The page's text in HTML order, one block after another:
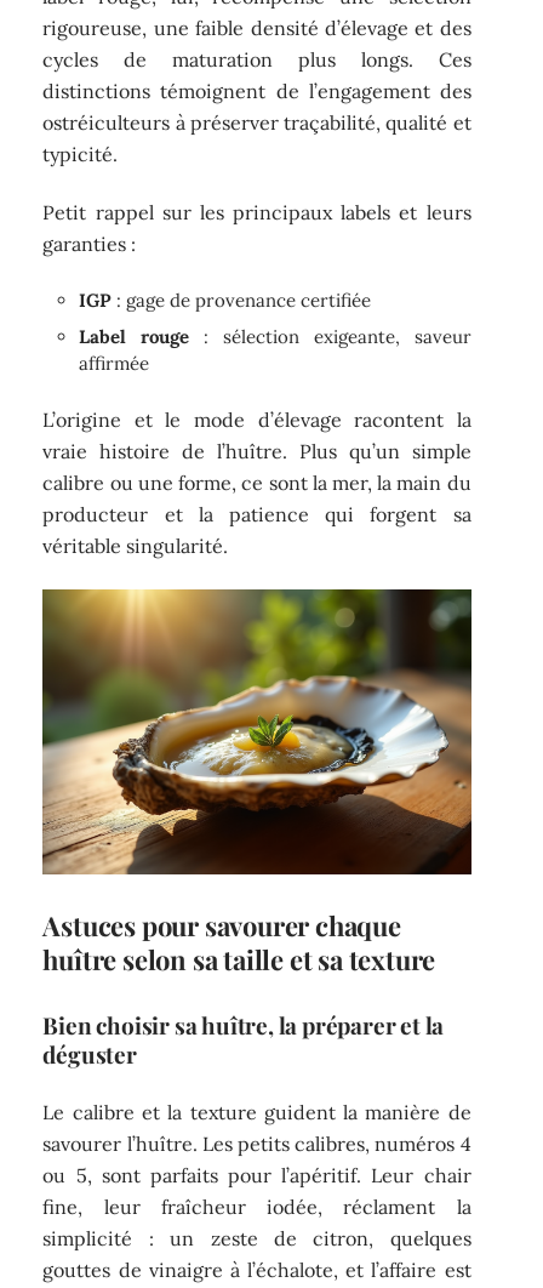
rigoureuse, une faible densité d’élevage et des
cycles de maturation plus longs. Ces
distinctions témoignent de l’engagement des
ostréiculteurs à préserver traçabilité, qualité et
typicité.
Petit rappel sur les principaux labels et leurs
garanties :
IGP : gage de provenance certifiée
Label rouge : sélection exigeante, saveur
affirmée
L’origine et le mode d’élevage racontent la
vraie histoire de l’huître. Plus qu’un simple
calibre ou une forme, ce sont la mer, la main du
producteur et la patience qui forgent sa
véritable singularité.
Astuces pour savourer chaque
huître selon sa taille et sa texture
Bien choisir sa huître, la préparer et la
déguster
Le calibre et la texture guident la manière de
savourer l’huître. Les petits calibres, numéros 4
ou 5, sont parfaits pour l’apéritif. Leur chair
fine, leur fraîcheur iodée, réclament la
simplicité : un zeste de citron, quelques
gouttes de vinaigre à l’échalote, et l’affaire est